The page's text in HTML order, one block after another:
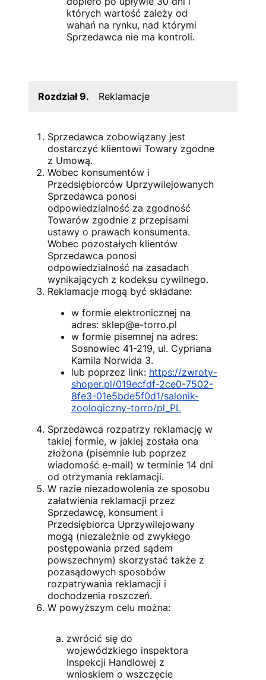
których wartość zależy od
wahań na rynku, nad którymi
Sprzedawca nie ma kontroli.
Rozdział 9. Reklamacje
Sprzedawca zobowiązany jest
dostarczyć klientowi Towary zgodne
z Umową.
Wobec konsumentów i
Przedsiębiorców Uprzywilejowanych
Sprzedawca ponosi
odpowiedzialność za zgodność
Towarów zgodnie z przepisami
ustawy o prawach konsumenta.
Wobec pozostałych klientów
Sprzedawca ponosi
odpowiedzialność na zasadach
wynikających z kodeksu cywilnego.
Reklamacje mogą być składane:
w formie elektronicznej na
adres: sklep@e-torro.pl
w formie pisemnej na adres:
Sosnowiec 41-219, ul. Cypriana
Kamila Norwida 3.
lub poprzez link: https://zwroty-
shoper.pl/019ecfdf-2ce0-7502-
8fe3-01e5bde5f0d1/salonik-
zoologiczny-torro/pl_PL
Sprzedawca rozpatrzy reklamację w
takiej formie, w jakiej została ona
złożona (pisemnie lub poprzez
wiadomość e-mail) w terminie 14 dni
od otrzymania reklamacji.
W razie niezadowolenia ze sposobu
załatwienia reklamacji przez
Sprzedawcę, konsument i
Przedsiębiorca Uprzywilejowany
mogą (niezależnie od zwykłego
postępowania przed sądem
powszechnym) skorzystać także z
pozasądowych sposobów
rozpatrywania reklamacji i
dochodzenia roszczeń.
W powyższym celu można:
zwrócić się do
wojewódzkiego inspektora
Inspekcji Handlowej z
wnioskiem o wszczęcie